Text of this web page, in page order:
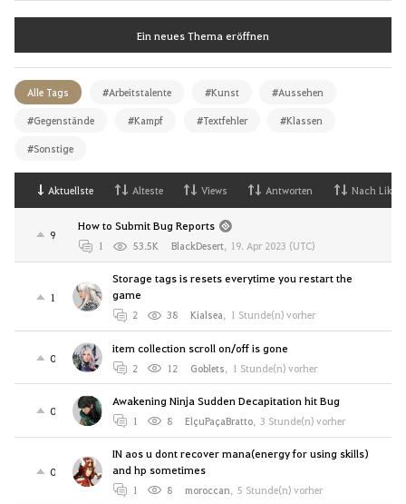
Ein neues Thema eröffnen
Alle Tags #Arbeitstalente #Kunst #Aussehen
#Gegenstände #Kampf #Textfehler #Klassen
#Sonstige
Aktuellste Alteste Views Antworten Nach Likes
9
How to Submit Bug Reports
1 53.5K BlackDesert, 19. Apr 2023 (UTC)
1
Storage tags is resets everytime you restart the
game
2 38 Kialsea, 1 Stunde(n) vorher
0
item collection scroll on/off is gone
2 12 Goblets, 1 Stunde(n) vorher
0
Awakening Ninja Sudden Decapitation hit Bug
1 8 ElçuPaçaBratto, 3 Stunde(n) vorher
0
IN aos u dont recover mana(energy for using skills)
and hp sometimes
1 8 moroccan, 5 Stunde(n) vorher